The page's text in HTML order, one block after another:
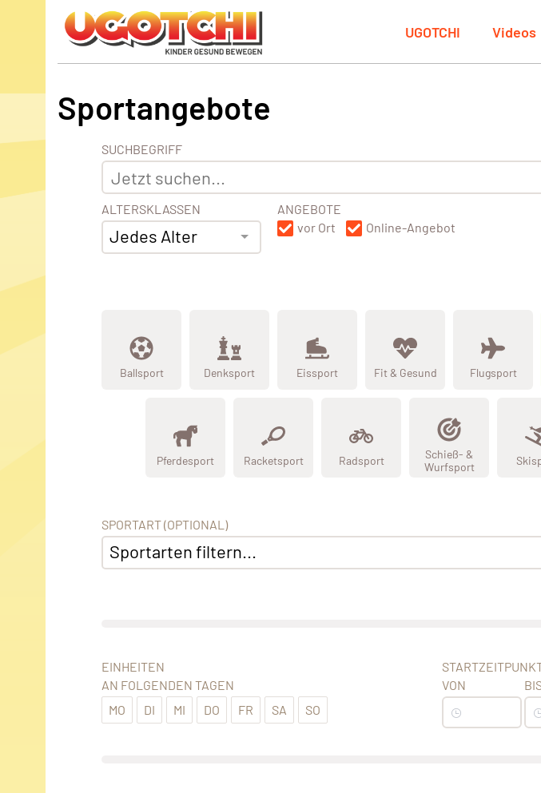
UGOTCHI Videos
Sportangebote
SUCHBEGRIFF
ALTERSKLASSEN
Jedes Alter
ANGEBOTE
vor Ort
Online-Angebot
Ballsport Denksport Eissport Fit & Gesund Flugsport
Pferdesport Racketsport Radsport
Schieß- &
Wurfsport
SPORTART (OPTIONAL)
Sportarten filtern...
EINHEITEN
AN FOLGENDEN TAGEN
MO
DI MI DO FR SA SO
VON